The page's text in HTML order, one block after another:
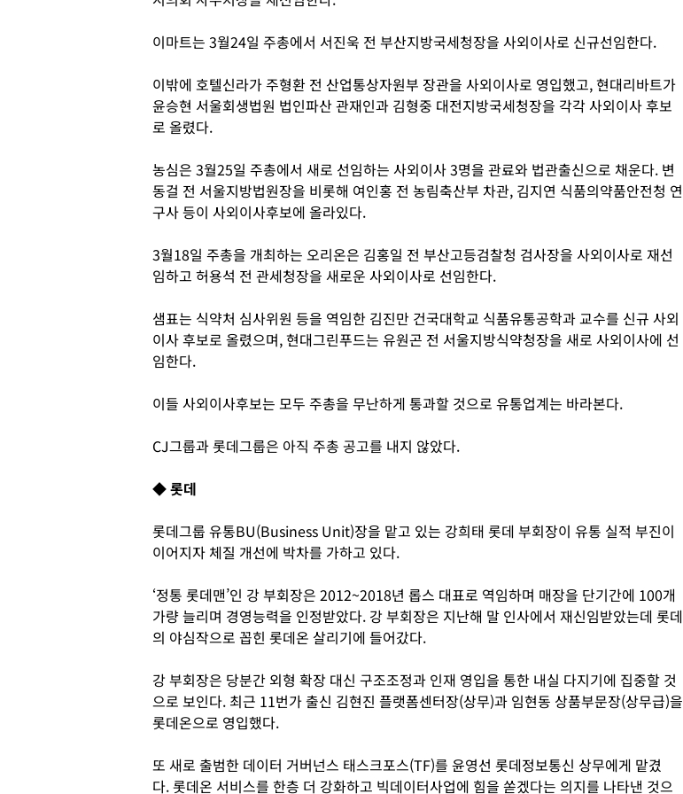
이마트는 3월24일 주총에서 서진욱 전 부산지방국세청장을 사외이사로 신규선임한다.
이밖에 호텔신라가 주형환 전 산업통상자원부 장관을 사외이사로 영입했고, 현대리바트가
윤승현 서울회생법원 법인파산 관재인과 김형중 대전지방국세청장을 각각 사외이사 후보
로 올렸다.
농심은 3월25일 주총에서 새로 선임하는 사외이사 3명을 관료와 법관출신으로 채운다. 변
동걸 전 서울지방법원장을 비롯해 여인홍 전 농림축산부 차관, 김지연 식품의약품안전청 연
구사 등이 사외이사후보에 올라있다.
3월18일 주총을 개최하는 오리온은 김홍일 전 부산고등검찰청 검사장을 사외이사로 재선
임하고 허용석 전 관세청장을 새로운 사외이사로 선임한다.
샘표는 식약처 심사위원 등을 역임한 김진만 건국대학교 식품유통공학과 교수를 신규 사외
이사 후보로 올렸으며, 현대그린푸드는 유원곤 전 서울지방식약청장을 새로 사외이사에 선
임한다.
이들 사외이사후보는 모두 주총을 무난하게 통과할 것으로 유통업계는 바라본다.
CJ그룹과 롯데그룹은 아직 주총 공고를 내지 않았다.
◆ 롯데
롯데그룹 유통BU(Business Unit)장을 맡고 있는 강희태 롯데 부회장이 유통 실적 부진이
이어지자 체질 개선에 박차를 가하고 있다.
‘정통 롯데맨’인 강 부회장은 2012~2018년 롭스 대표로 역임하며 매장을 단기간에 100개
가량 늘리며 경영능력을 인정받았다. 강 부회장은 지난해 말 인사에서 재신임받았는데 롯데
의 야심작으로 꼽힌 롯데온 살리기에 들어갔다.
강 부회장은 당분간 외형 확장 대신 구조조정과 인재 영입을 통한 내실 다지기에 집중할 것
으로 보인다. 최근 11번가 출신 김현진 플랫폼센터장(상무)과 임현동 상품부문장(상무급)을
롯데온으로 영입했다.
또 새로 출범한 데이터 거버넌스 태스크포스(TF)를 윤영선 롯데정보통신 상무에게 맡겼
다. 롯데온 서비스를 한층 더 강화하고 빅데이터사업에 힘을 쏟겠다는 의지를 나타낸 것으